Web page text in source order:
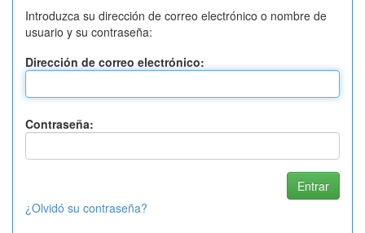
Introduzca su dirección de correo electrónico o nombre de
usuario y su contraseña:
Dirección de correo electrónico:
Contraseña:
¿Olvidó su contraseña?